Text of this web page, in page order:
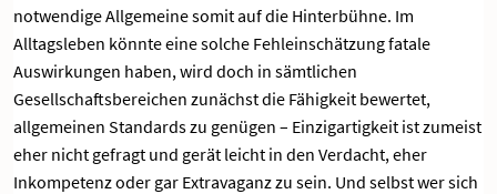
notwendige Allgemeine somit auf die Hinterbühne. Im
Alltagsleben könnte eine solche Fehleinschätzung fatale
Auswirkungen haben, wird doch in sämtlichen
Gesellschaftsbereichen zunächst die Fähigkeit bewertet,
allgemeinen Standards zu genügen – Einzigartigkeit ist zumeist
eher nicht gefragt und gerät leicht in den Verdacht, eher
Inkompetenz oder gar Extravaganz zu sein. Und selbst wer sich